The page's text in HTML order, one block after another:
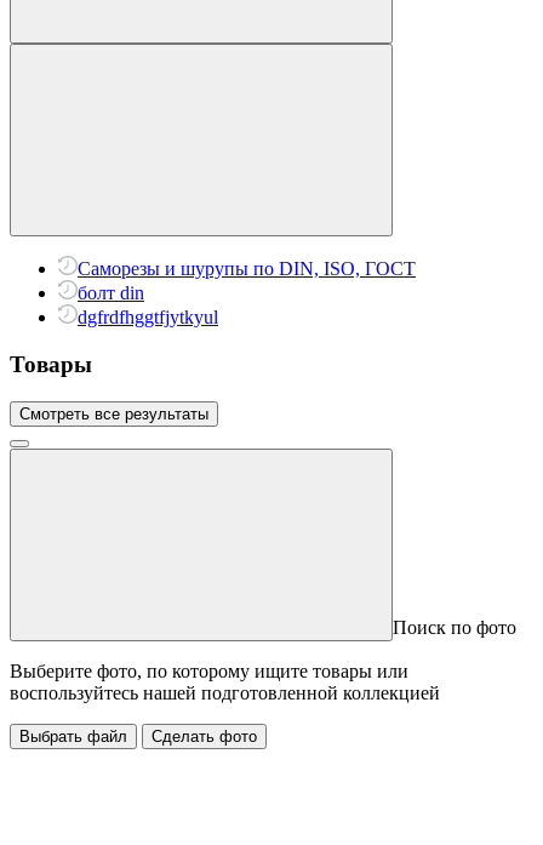
Саморезы и шурупы по DIN, ISO, ГОСТ
болт din
dgfrdfhggtfjytkyul
Товары
Смотреть все результаты
Поиск по фото
Выберите фото, по которому ищите товары или
воспользуйтесь нашей подготовленной коллекцией
Выбрать файл Сделать фото